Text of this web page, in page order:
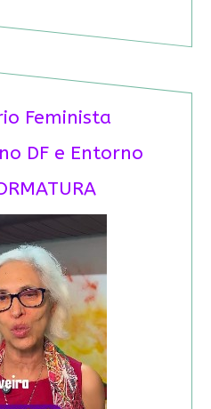
Feminista
DF e Entorno